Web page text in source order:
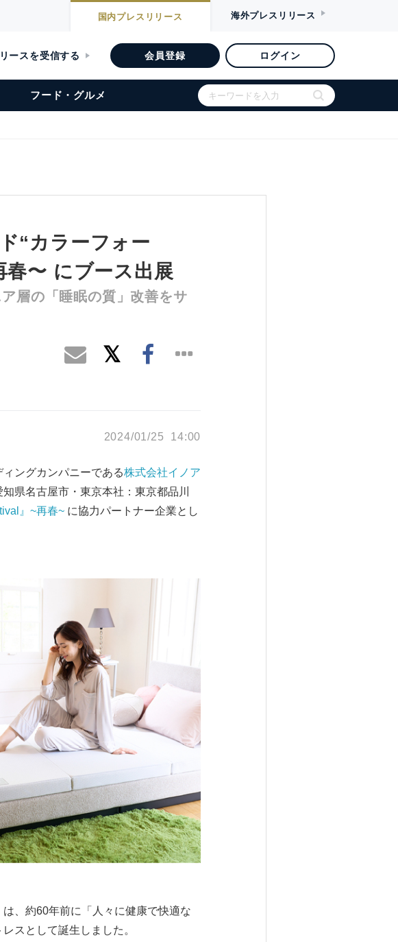
国内プレスリリース 海外プレスリリース
ースを受信する 会員登録 ログイン
フード・グルメ
“カラーフォー
〜 にブース出展
層の「睡眠の質」改善をサ
2024/01/25 14:00
ングカンパニーである株式会社イノア
県名古屋市・東京本社：東京都品川
』~再春~ に協力パートナー企業とし
は、約60年前に「人々に健康で快適な
スとして誕生しました。